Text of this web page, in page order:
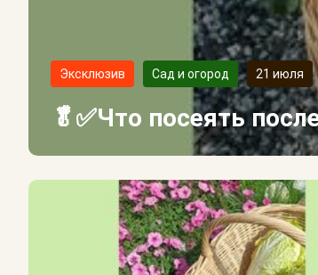
Эксклюзив Сад и огород 21 июля
🥬✅Что посеять